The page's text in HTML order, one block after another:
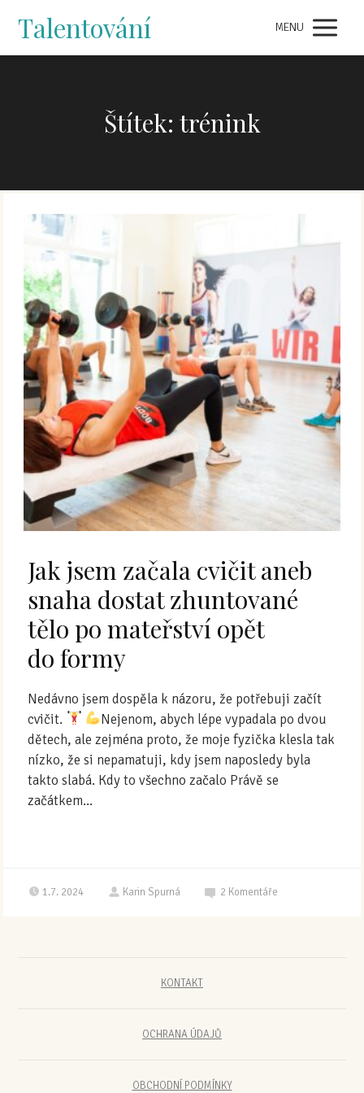
Talentování MENU
Štítek: trénink
Jak jsem začala cvičit aneb
snaha dostat zhuntované
tělo po mateřství opět
do formy
Nedávno jsem dospěla k názoru, že potřebuji začít
cvičit.
Nejenom, abych lépe vypadala po dvou
dětech, ale zejména proto, že moje fyzička klesla tak
nízko, že si nepamatuji, kdy jsem naposledy byla
takto slabá. Kdy to všechno začalo Právě se
začátkem...
1.7. 2024 Karin Spurná 2 Komentáře
KONTAKT
OCHRANA ÚDAJŮ
OBCHODNÍ PODMÍNKY